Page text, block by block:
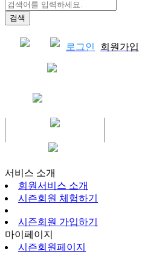
로그인 회원가입
서비스 소개
회원서비스 소개
시즌회원 체험하기
시즌회원 가입하기
마이페이지
시즌회원페이지